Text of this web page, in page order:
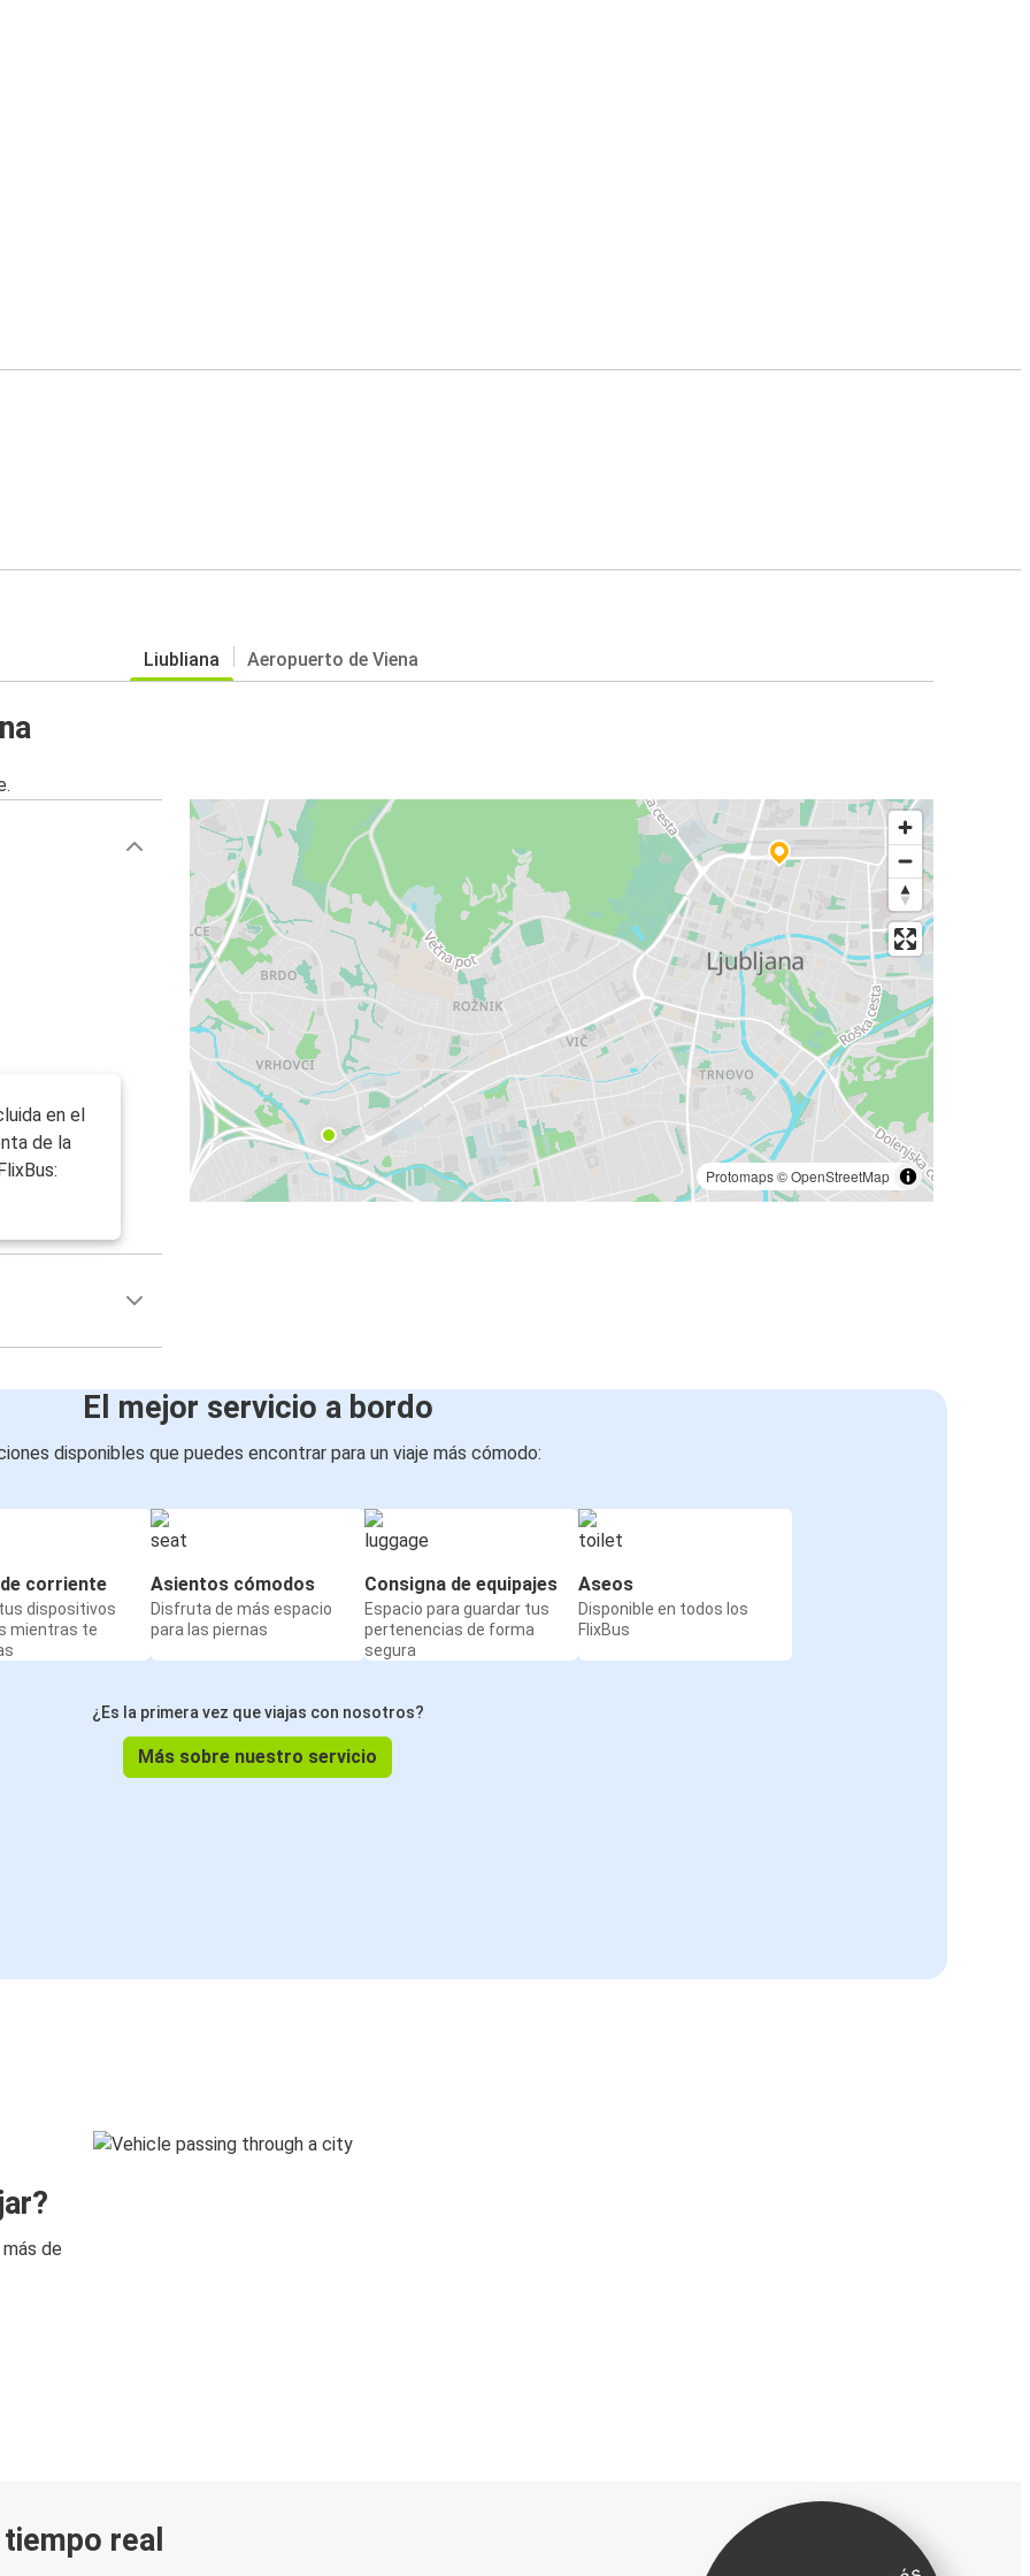
Liubliana Aeropuerto de Viena
Protomaps©OpenStreetMap
en el
de la
El mejor servicio a bordo
disponibles que puedes encontrar para un viaje más cómodo:
corriente
dispositivos
mientras te
Asientos cómodos
Disfruta de más espacio
para las piernas
Consigna de equipajes
Espacio para guardar tus
pertenencias de forma
segura
Aseos
Disponible en todos los
FlixBus
¿Es la primera vez que viajas con nosotros?
Más sobre nuestro servicio
de
real